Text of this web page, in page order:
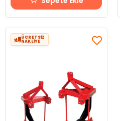
ÜCRETSİZ
NAKLİYE